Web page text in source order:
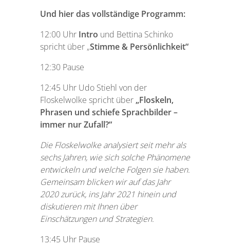
Und hier das vollständige Programm:
12:00 Uhr Intro und Bettina Schinko
spricht über „Stimme & Persönlichkeit“
12:30 Pause
12:45 Uhr Udo Stiehl von der
Floskelwolke spricht über„Floskeln,
Phrasen und schiefe Sprachbilder –
immer nur Zufall?“
Die Floskelwolke analysiert seit mehr als
sechs Jahren, wie sich solche Phänomene
entwickeln und welche Folgen sie haben.
Gemeinsam blicken wir auf das Jahr
2020 zurück, ins Jahr 2021 hinein und
diskutieren mit Ihnen über
Einschätzungen und Strategien.
13:45 Uhr Pause